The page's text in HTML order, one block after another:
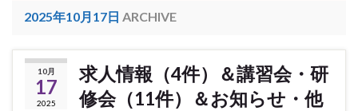
2025年10月17日 ARCHIVE
10月
17
2025
求人情報（4件）＆講習会・研
修会（11件）＆お知らせ・他